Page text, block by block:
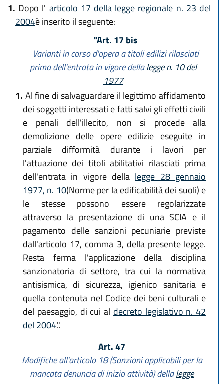
1. Dopo l' articolo 17 della legge regionale n. 23 del
2004è inserito il seguente:
"Art. 17 bis
Varianti in corso d'opera a titoli edilizi rilasciati
prima dell'entrata in vigore dellalegge n. 10 del
1977
1. Al fine di salvaguardare il legittimo affidamento
dei soggetti interessati e fatti salvi gli effetti civili
e penali dell'illecito, non si procede alla
demolizione delle opere edilizie eseguite in
parziale difformità durante i lavori per
l'attuazione dei titoli abilitativi rilasciati prima
dell'entrata in vigore della legge 28 gennaio
1977, n. 10(Norme per la edificabilità dei suoli) e
le stesse possono essere regolarizzate
attraverso la presentazione di una SCIA e il
pagamento delle sanzioni pecuniarie previste
dall'articolo 17, comma 3, della presente legge.
Resta ferma l'applicazione della disciplina
sanzionatoria di settore, tra cui la normativa
antisismica, di sicurezza, igienico sanitaria e
quella contenuta nel Codice dei beni culturali e
del paesaggio, di cui al decreto legislativo n. 42
del 2004.".
Art. 47
Modifiche all'articolo 18 (Sanzioni applicabili per la
mancata denuncia di inizio attività) dellalegge